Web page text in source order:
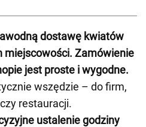
dostawę kwiatów
miejscowości. Zamówienie
jest proste i wygodne.
wszędzie – do firm,
restauracji.
ustalenie godziny